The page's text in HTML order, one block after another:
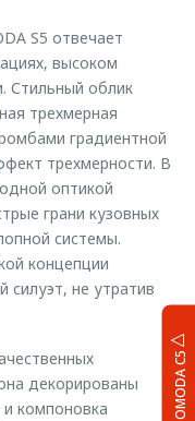
OMODA C5
S5 отвечает
высоком
Стильный облик
трехмерная
градиентной
трехмерности. В
оптикой
грани кузовных
системы.
концепции
силуэт, не утратив
декорированы
компоновка